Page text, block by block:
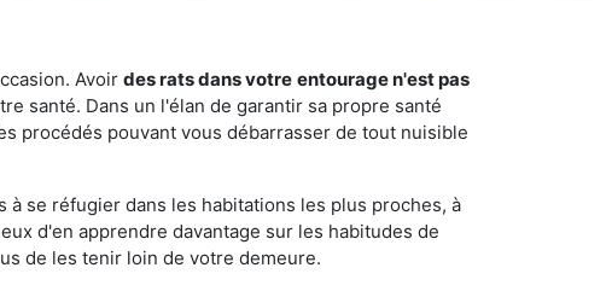
Avoir des rats dans votre entourage n'est pas
santé. Dans un l'élan de garantir sa propre santé
procédés pouvant vous débarrasser de tout nuisible
se réfugier dans les habitations les plus proches, à
d'en apprendre davantage sur les habitudes de
de les tenir loin de votre demeure.